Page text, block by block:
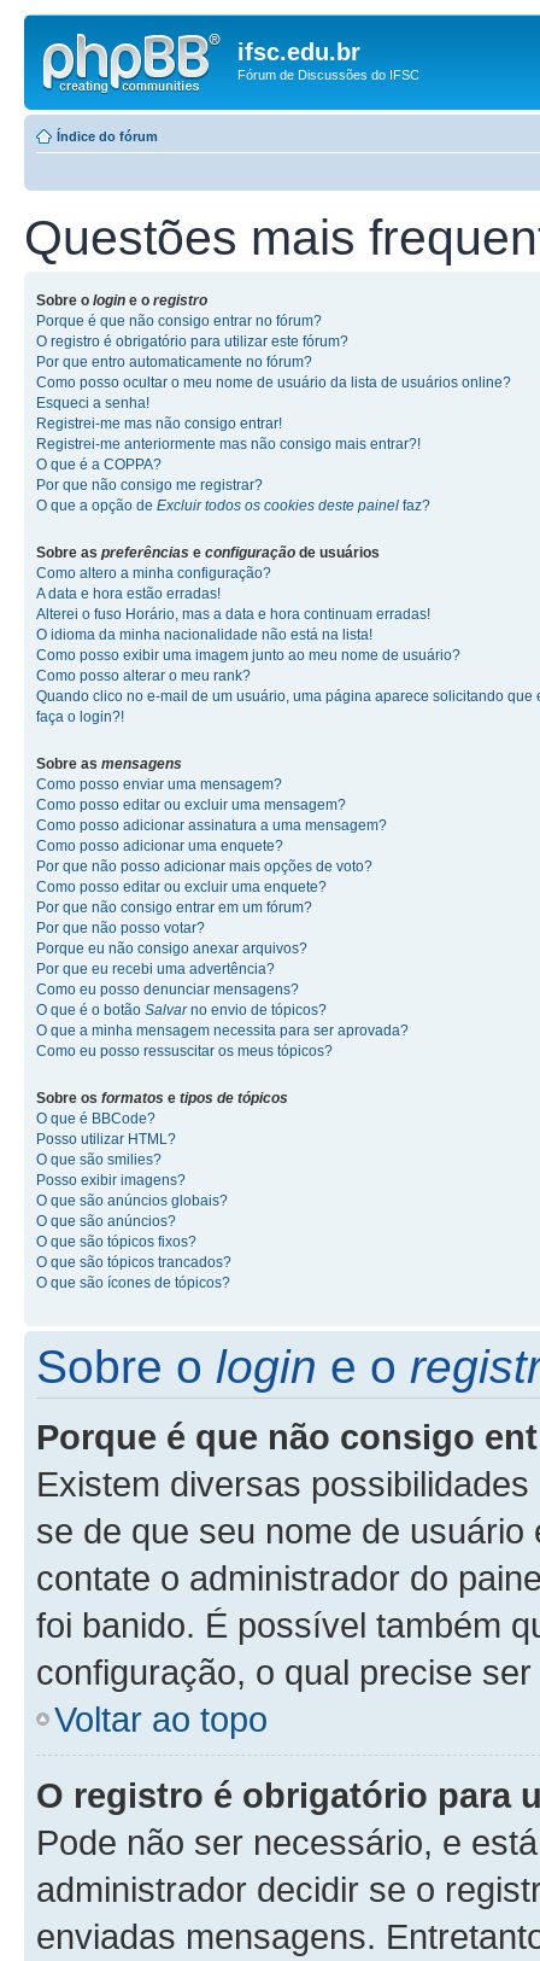
ifsc.edu.br
Fórum de Discussões do IFSC
Índice do fórum
Questões mais
Sobre o login e o registro
Porque é que não consigo entrar no fórum?
O registro é obrigatório para utilizar este fórum?
Por que entro automaticamente no fórum?
Como posso ocultar o meu nome de usuário da lista de usuários online?
Esqueci a senha!
Registrei-me mas não consigo entrar!
Registrei-me anteriormente mas não consigo mais entrar?!
O que é a COPPA?
Por que não consigo me registrar?
O que a opção de Excluir todos os cookies deste painel faz?
Sobre as preferências e configuração de usuários
Como altero a minha configuração?
A data e hora estão erradas!
Alterei o fuso Horário, mas a data e hora continuam erradas!
O idioma da minha nacionalidade não está na lista!
Como posso exibir uma imagem junto ao meu nome de usuário?
Como posso alterar o meu rank?
Quando clico no e-mail de um usuário, uma página aparece solicitando que
faça o login?!
Sobre as mensagens
Como posso enviar uma mensagem?
Como posso editar ou excluir uma mensagem?
Como posso adicionar assinatura a uma mensagem?
Como posso adicionar uma enquete?
Por que não posso adicionar mais opções de voto?
Como posso editar ou excluir uma enquete?
Por que não consigo entrar em um fórum?
Por que não posso votar?
Porque eu não consigo anexar arquivos?
Por que eu recebi uma advertência?
Como eu posso denunciar mensagens?
O que é o botão Salvarno envio de tópicos?
O que a minha mensagem necessita para ser aprovada?
Como eu posso ressuscitar os meus tópicos?
Sobre os formatos e tipos de tópicos
O que é BBCode?
Posso utilizar HTML?
O que são smilies?
Posso exibir imagens?
O que são anúncios globais?
O que são anúncios?
O que são tópicos fixos?
O que são tópicos trancados?
O que são ícones de tópicos?
Sobre o login e o
Porque é que não consigo
Existem diversas
se de que seu nome de
contate o administrador do
foi banido. É possível também
configuração, o qual precise
Voltar ao topo
O registro é obrigatório para
Pode não ser necessário, e
administrador decidir se o
enviadas mensagens.